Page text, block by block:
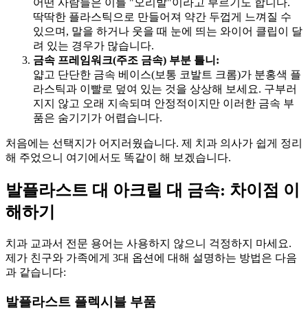
어떤 사람들은 이를 "오리발"이라고 부르기도 합니다.
딱딱한 플라스틱으로 만들어져 약간 두껍게 느껴질 수
있으며, 말을 하거나 웃을 때 눈에 띄는 와이어 클립이 달
려 있는 경우가 많습니다.
금속 프레임워크(주조 금속) 부분 틀니:
얇고 단단한 금속 베이스(보통 코발트 크롬)가 분홍색 플
라스틱과 이빨로 덮여 있는 것을 상상해 보세요. 구부러
지지 않고 오래 지속되며 안정적이지만 이러한 금속 부
품은 숨기기가 어렵습니다.
처음에는 선택지가 어지러웠습니다. 제 치과 의사가 쉽게 정리
해 주었으니 여기에서도 똑같이 해 보겠습니다.
발플라스트 대 아크릴 대 금속: 차이점 이
해하기
치과 교과서 전문 용어는 사용하지 않으니 걱정하지 마세요.
제가 친구와 가족에게 3대 옵션에 대해 설명하는 방법은 다음
과 같습니다:
발플라스트 플렉시블 부품